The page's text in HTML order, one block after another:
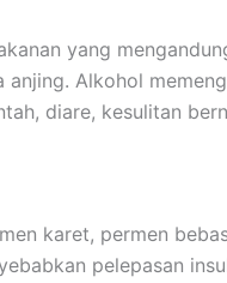
yang
anjing. Alkohol
diare, kesulitan
karet, permen
pelepasan